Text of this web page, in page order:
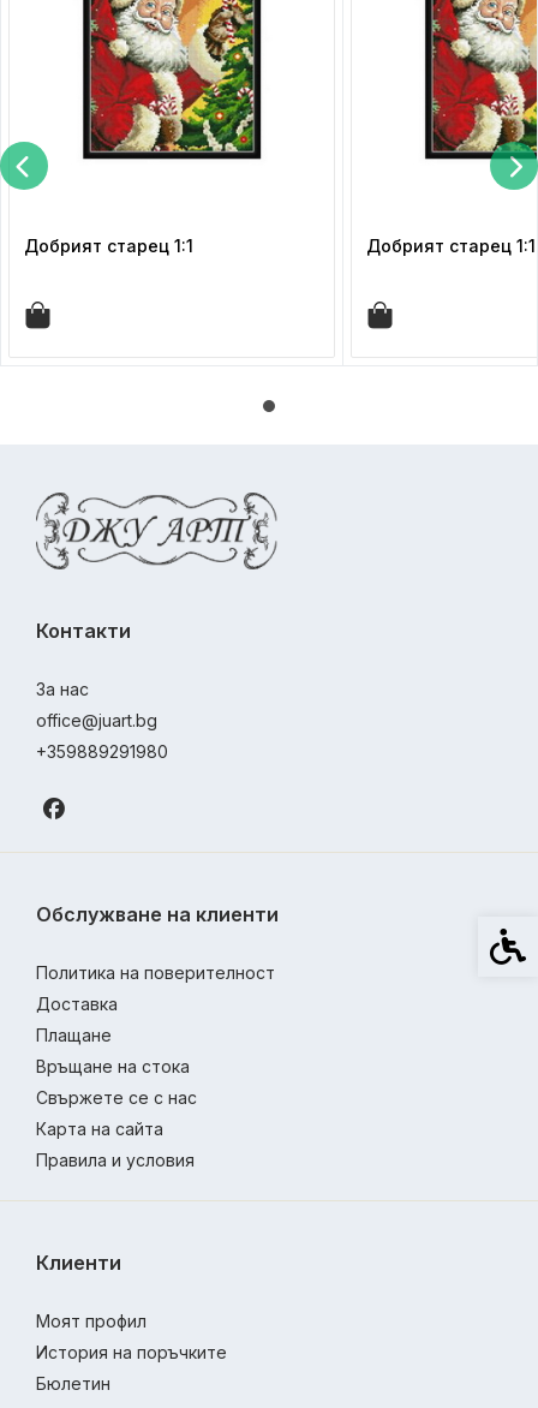
Добрият старец 1:1 Добрият старец 1:1
Контакти
За нас
office@juart.bg
+359889291980
Обслужване на клиенти
Политика на поверителност
Доставка
Плащане
Връщане на стока
Свържете се с нас
Карта на сайта
Правила и условия
Клиенти
Моят профил
История на поръчките
Бюлетин